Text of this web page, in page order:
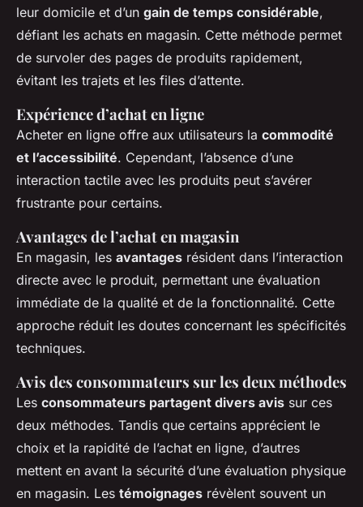
leur domicile et d’un gain de temps considérable,
défiant les achats en magasin. Cette méthode permet
de survoler des pages de produits rapidement,
évitant les trajets et les files d’attente.
Expérience d’achat en ligne
Acheter en ligne offre aux utilisateurs la commodité
et l’accessibilité. Cependant, l’absence d’une
interaction tactile avec les produits peut s’avérer
frustrante pour certains.
Avantages de l’achat en magasin
En magasin, les avantages résident dans l’interaction
directe avec le produit, permettant une évaluation
immédiate de la qualité et de la fonctionnalité. Cette
approche réduit les doutes concernant les spécificités
techniques.
Avis des consommateurs sur les deux méthodes
Les consommateurs partagent divers avis sur ces
deux méthodes. Tandis que certains apprécient le
choix et la rapidité de l’achat en ligne, d’autres
mettent en avant la sécurité d’une évaluation physique
en magasin. Les témoignages révèlent souvent un